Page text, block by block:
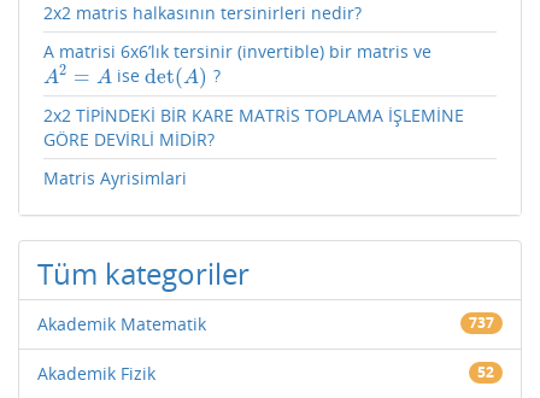
2x2 matris halkasının tersinirleri nedir?
A matrisi 6x6’lık tersinir (invertible) bir matris ve
A2 = A
A2= A isedet(A)
det(A)
?
2x2 TİPİNDEKİ BİR KARE MATRİS TOPLAMA İŞLEMİNE
GÖRE DEVİRLİ MİDİR?
Matris Ayrisimlari
Tüm kategoriler
Akademik Matematik 737
Akademik Fizik 52